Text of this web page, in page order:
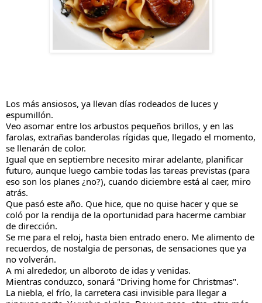
Los más ansiosos, ya llevan días rodeados de luces y
espumillón.
Veo asomar entre los arbustos pequeños brillos, y en las
farolas, extrañas banderolas rígidas que, llegado el momento,
se llenarán de color.
Igual que en septiembre necesito mirar adelante, planificar
futuro, aunque luego cambie todas las tareas previstas (para
eso son los planes ¿no?), cuando diciembre está al caer, miro
atrás.
Que pasó este año. Que hice, que no quise hacer y que se
coló por la rendija de la oportunidad para hacerme cambiar
de dirección.
Se me para el reloj, hasta bien entrado enero. Me alimento de
recuerdos, de nostalgia de personas, de sensaciones que ya
no volverán.
A mi alrededor, un alboroto de idas y venidas.
Mientras conduzco, sonará "Driving home for Christmas".
La niebla, el frío, la carretera casi invisible para llegar a